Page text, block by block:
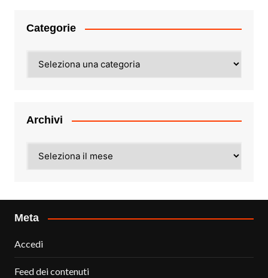
Categorie
Archivi
Meta
Accedi
Feed dei contenuti